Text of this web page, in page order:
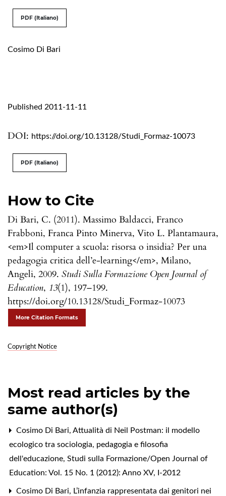
PDF (Italiano)
Cosimo Di Bari
DOI: https://doi.org/10.13128/Studi_Formaz-10073
Published 2011-11-11
How to Cite
Di Bari, C. (2011). Massimo Baldacci, Franco
Frabboni, Franca Pinto Minerva, Vito L. Plantamaura,
<em>Il computer a scuola: risorsa o insidia? Per una
pedagogia critica dell’e-learning</em>, Milano,
Angeli, 2009. Studi Sulla Formazione Open Journal of
Education, 13(1), 197–199.
https://doi.org/10.13128/Studi_Formaz-10073
More Citation Formats
Copyright Notice
PDF (Italiano)
Most read articles by the
same author(s)
Cosimo Di Bari, Attualità di Neil Postman: il modello
ecologico tra sociologia, pedagogia e filosofia
dell'educazione, Studi sulla Formazione/Open Journal of
Education: Vol. 15 No. 1 (2012): Anno XV, I-2012
Cosimo Di Bari, L’infanzia rappresentata dai genitori nei